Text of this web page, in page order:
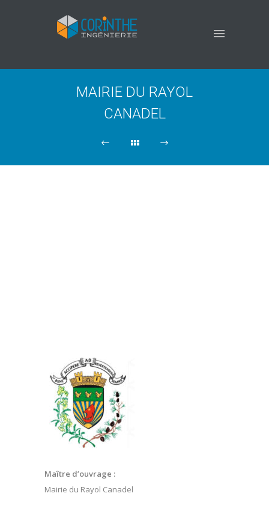
MAIRIE DU RAYOL
CANADEL
Maître d’ouvrage :
Mairie du Rayol Canadel